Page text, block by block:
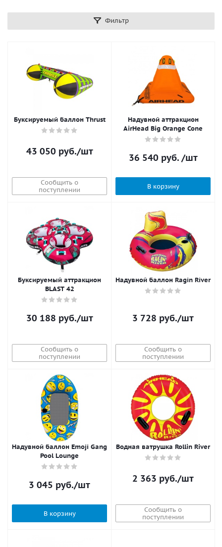
Фильтр
Буксируемый баллон Thrust
43 050 руб./шт
Сообщить о
поступлении
Надувной аттракцион
AirHead Big Orange Cone
36 540 руб. /шт
В корзину
Буксируемый аттракцион
BLAST 42
30 188 руб./шт
Сообщить о
поступлении
Надувной баллон Ragin River
3 728 руб./шт
Сообщить о
поступлении
Надувной баллон Emoji Gang
Pool Lounge
3 045 руб./шт
В корзину
Водная ватрушка Rollin River
2 363 руб./шт
Сообщить о
поступлении